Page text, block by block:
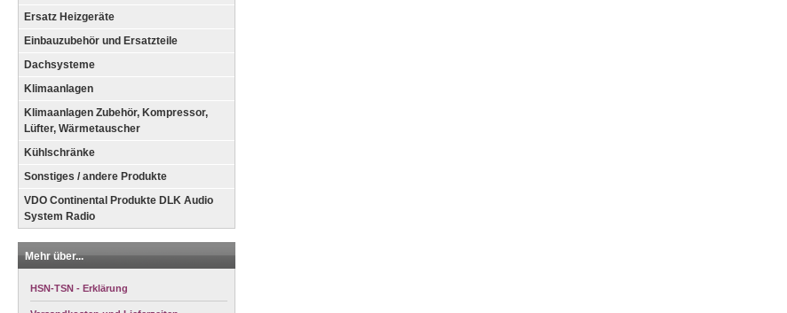
Ersatz Heizgeräte
Einbauzubehör und Ersatzteile
Dachsysteme
Klimaanlagen
Klimaanlagen Zubehör, Kompressor,
Lüfter, Wärmetauscher
Kühlschränke
Sonstiges / andere Produkte
VDO Continental Produkte DLK Audio
System Radio
Mehr über...
HSN-TSN - Erklärung